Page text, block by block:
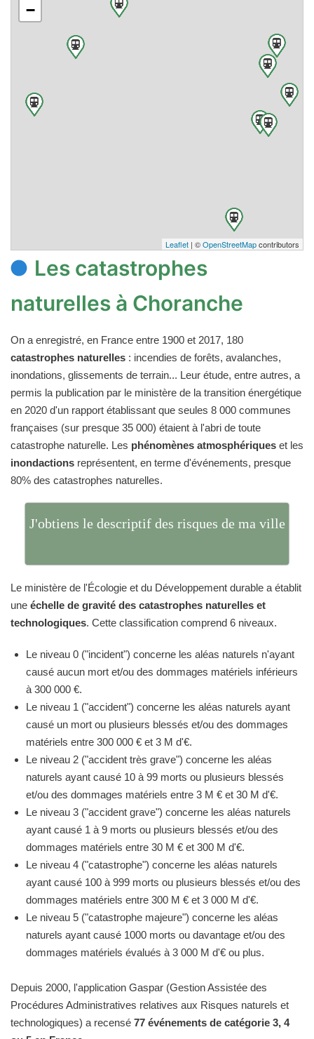
−
Leaflet | ©OpenStreetMapcontributors
Les catastrophes
naturelles à Choranche
On a enregistré, en France entre 1900 et 2017, 180
catastrophes naturelles : incendies de forêts, avalanches,
inondations, glissements de terrain... Leur étude, entre autres, a
permis la publication par le ministère de la transition énergétique
en 2020 d'un rapport établissant que seules 8 000 communes
françaises (sur presque 35 000) étaient à l'abri de toute
catastrophe naturelle. Les phénomènes atmosphériques et les
inondactions représentent, en terme d'événements, presque
80% des catastrophes naturelles.
J'obtiens le descriptif des risques de ma ville
Le ministère de l'Écologie et du Développement durable a établit
une échelle de gravité des catastrophes naturelles et
technologiques. Cette classification comprend 6 niveaux.
Le niveau 0 ("incident") concerne les aléas naturels n'ayant
causé aucun mort et/ou des dommages matériels inférieurs
à 300 000 €.
Le niveau 1 ("accident") concerne les aléas naturels ayant
causé un mort ou plusieurs blessés et/ou des dommages
matériels entre 300 000 € et 3 M d'€.
Le niveau 2 ("accident très grave") concerne les aléas
naturels ayant causé 10 à 99 morts ou plusieurs blessés
et/ou des dommages matériels entre 3 M € et 30 M d'€.
Le niveau 3 ("accident grave") concerne les aléas naturels
ayant causé 1 à 9 morts ou plusieurs blessés et/ou des
dommages matériels entre 30 M € et 300 M d'€.
Le niveau 4 ("catastrophe") concerne les aléas naturels
ayant causé 100 à 999 morts ou plusieurs blessés et/ou des
dommages matériels entre 300 M € et 3 000 M d'€.
Le niveau 5 ("catastrophe majeure") concerne les aléas
naturels ayant causé 1000 morts ou davantage et/ou des
dommages matériels évalués à 3 000 M d'€ ou plus.
Depuis 2000, l'application Gaspar (Gestion Assistée des
Procédures Administratives relatives aux Risques naturels et
technologiques) a recensé 77 événements de catégorie 3, 4